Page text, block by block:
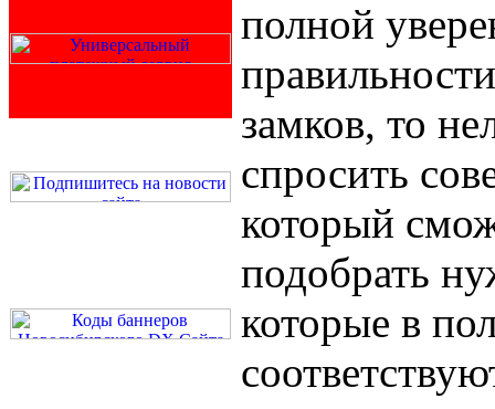
полной
замков, то
спросить
который
подобрать
которые в